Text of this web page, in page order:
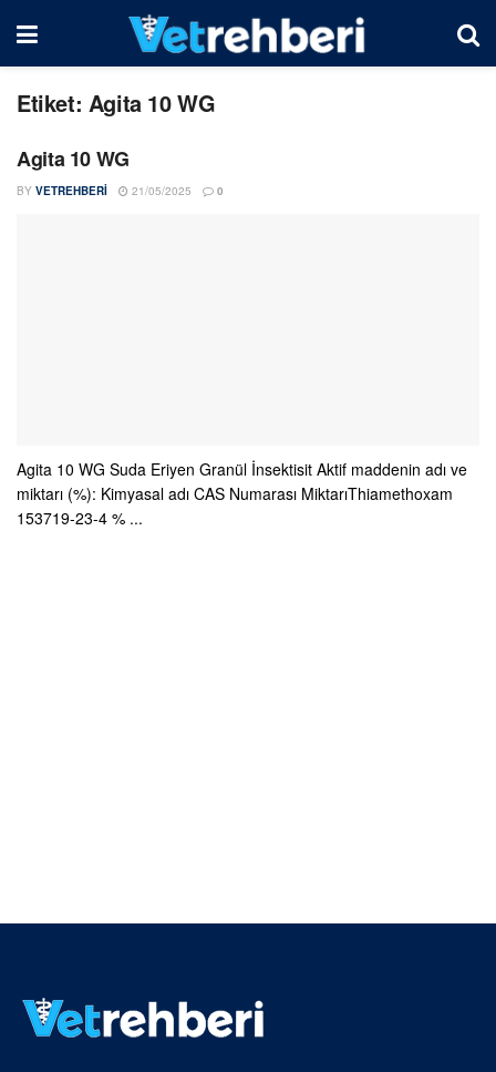
Etiket: Agita 10 WG
Agita 10 WG
BY VETREHBERI 21/05/2025 0
Agita 10 WG Suda Eriyen Granül İnsektisit Aktif maddenin adı ve
miktarı (%): Kimyasal adı CAS Numarası MiktarıThiamethoxam
153719-23-4 % ...